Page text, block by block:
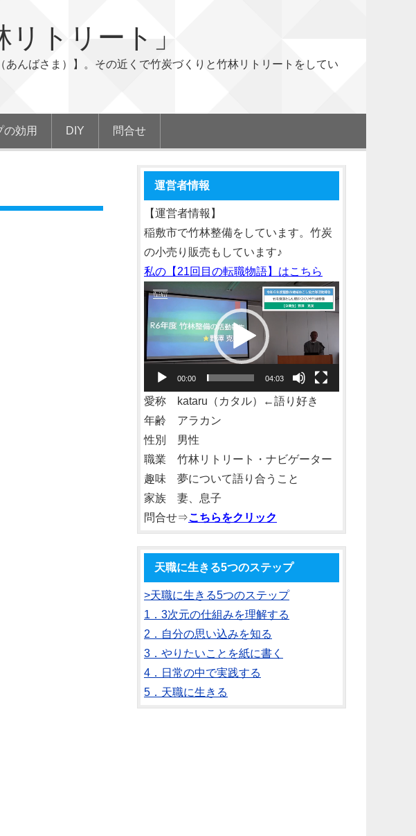
トリート」
んばさま）】。その近くで竹炭づくりと竹林リトリートをしてい
の効用 DIY 問合せ
運営者情報
【運営者情報】
稲敷市で竹林整備をしています。竹炭
の小売り販売もしています♪
私の【21回目の転職物語】はこちら
画
プ
レ
ー
ー
00:00 04:03
愛称 kataru（カタル）←語り好き
年齢 アラカン
性別 男性
職業 竹林リトリート・ナビゲーター
趣味 夢について語り合うこと
家族 妻、息子
問合せ⇒こちらをクリック
天職に生きる5つのステップ
>天職に生きる5つのステップ
1．3次元の仕組みを理解する
2．自分の思い込みを知る
3．やりたいことを紙に書く
4．日常の中で実践する
5．天職に生きる